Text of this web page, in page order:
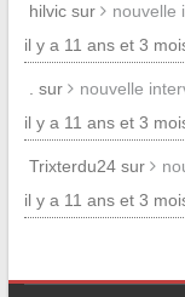
hilvic sur
nouvelle
il y a 11 ans et 3
. sur
nouvelle
il y a 11 ans et 3
Trixterdu24 sur
il y a 11 ans et 3